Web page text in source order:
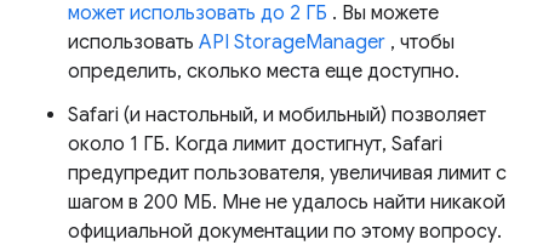
может использовать до 2 ГБ . Вы можете
использовать API StorageManager , чтобы
определить, сколько места еще доступно.
Safari (и настольный, и мобильный) позволяет
около 1 ГБ. Когда лимит достигнут, Safari
предупредит пользователя, увеличивая лимит с
шагом в 200 МБ. Мне не удалось найти никакой
официальной документации по этому вопросу.